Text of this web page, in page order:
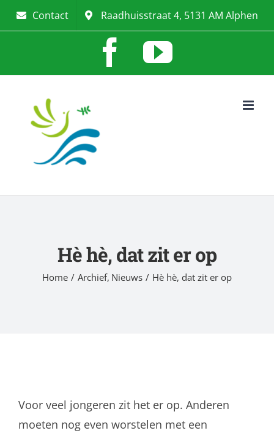
naar
Contact Raadhuisstraat 4, 5131 AM Alphen
Facebook
Hè hè, dat zit er op
Home Archief Nieuws Hè hè, dat zit er op
Voor veel jongeren zit het er op. Anderen
moeten nog even worstelen met een